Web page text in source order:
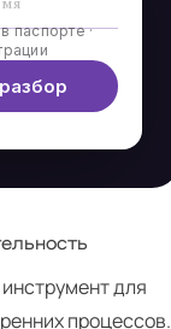
паспорте ·
для
процессов.